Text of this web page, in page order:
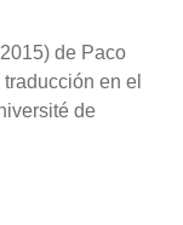
de Paco
en el
de